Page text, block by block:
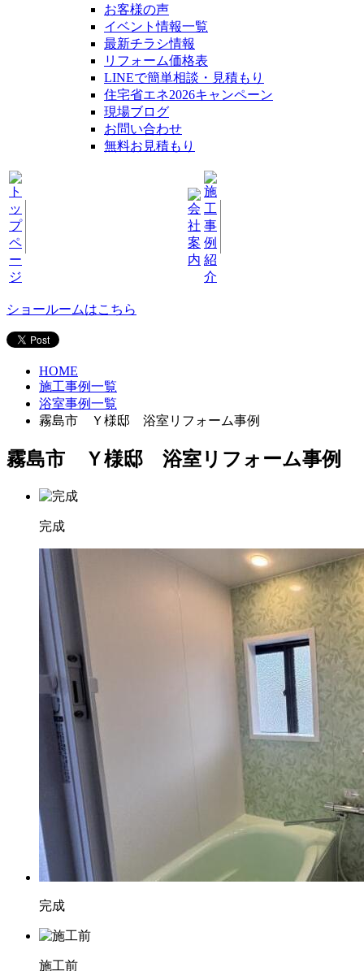
お客様の声
イベント情報一覧
最新チラシ情報
リフォーム価格表
LINEで簡単相談・見積もり
住宅省エネ2026キャンペーン
現場ブログ
お問い合わせ
無料お見積もり
ショールームはこちら
HOME
施工事例一覧
浴室事例一覧
霧島市 Ｙ様邸 浴室リフォーム事例
霧島市 Ｙ様邸 浴室リフォーム事例
完成
完成
施工前